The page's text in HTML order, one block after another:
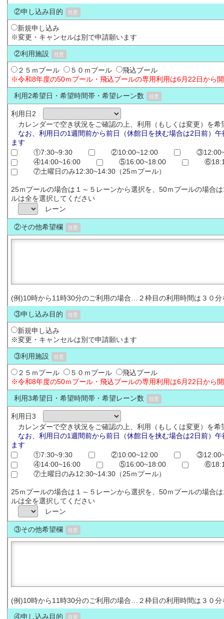
②申し込み目的 任意
新規申し込み
※変更・キャンセルは別で申請願います
②利用施設 任意
２５ｍプール ５０ｍプール
飛込プール
※令和8年度の50ｍプール・飛込プールの専用利用は6月22日から
利用2希望日・希望時間帯・希望レーン数 任意
利用日2
カレンダーで空き状況をご確認の上、利用（もしくは変更）を
なお、利用日の1週間前から前日（休館日を挟む場合は2日前）
ます
①7:30~9:30
②10:00~12:00
④14:00~16:00
⑤16:00~18:00
⑦土曜日のみ12:30~14:30（25ｍプール）
25ｍプールの場合は１～５レーンから選択を、50ｍプールの場合
ルは全を選択してください
レーン
②その他希望欄 任意
(例)10時から11時30分のご利用の場合…２枠目の利用時間は３０分
③申し込み目的 任意
新規申し込み
※変更・キャンセルは別で申請願います
③利用施設 任意
２５ｍプール ５０ｍプール
飛込プール
※令和8年度の50ｍプール・飛込プールの専用利用は6月22日から
利用3希望日・希望時間帯・希望レーン数 任意
利用日3
カレンダーで空き状況をご確認の上、利用（もしくは変更）を
なお、利用日の1週間前から前日（休館日を挟む場合は2日前）
ます
①7:30~9:30
②10:00~12:00
④14:00~16:00
⑤16:00~18:00
⑦土曜日のみ12:30~14:30（25ｍプール）
25ｍプールの場合は１～５レーンから選択を、50ｍプールの場合
ルは全を選択してください
レーン
③その他希望欄 任意
(例)10時から11時30分のご利用の場合…２枠目の利用時間は３０分
④申し込み目的 任意